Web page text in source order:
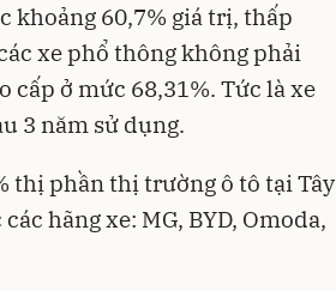
khoảng 60,7% giá trị, thấp
xe phổ thông không phải
cấp ở mức 68,31%. Tức là xe
3 năm sử dụng.
thị phần thị trường ô tô tại Tây
hãng xe: MG, BYD, Omoda,